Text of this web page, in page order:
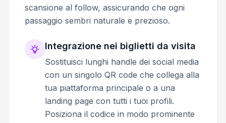
scansione al follow, assicurando che ogni
passaggio sembri naturale e prezioso.
Integrazione nei biglietti da visita
Sostituisci lunghi handle dei social media
con un singolo QR code che collega alla
tua piattaforma principale o a una
landing page con tutti i tuoi profili.
Posiziona il codice in modo prominente